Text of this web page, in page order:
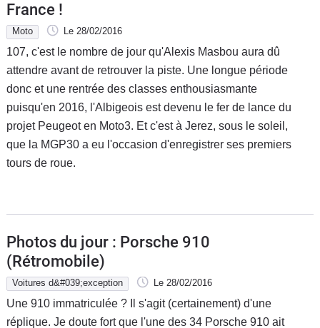
France !
Moto Le 28/02/2016
107, c'est le nombre de jour qu'Alexis Masbou aura dû
attendre avant de retrouver la piste. Une longue période
donc et une rentrée des classes enthousiasmante
puisqu'en 2016, l'Albigeois est devenu le fer de lance du
projet Peugeot en Moto3. Et c'est à Jerez, sous le soleil,
que la MGP30 a eu l'occasion d'enregistrer ses premiers
tours de roue.
Photos du jour : Porsche 910
(Rétromobile)
Voitures d&#039;exception Le 28/02/2016
Une 910 immatriculée ? Il s'agit (certainement) d'une
réplique. Je doute fort que l'une des 34 Porsche 910 ait